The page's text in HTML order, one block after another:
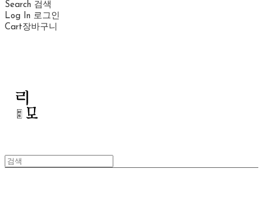
Search 검색
Log In 로그인
Cart장바구니